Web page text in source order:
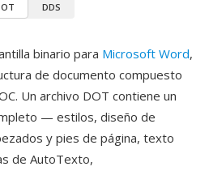
DDS
binario para Microsoft Word,
de documento compuesto
Un archivo DOT contiene un
— estilos, diseño de
y pies de página, texto
de AutoTexto,